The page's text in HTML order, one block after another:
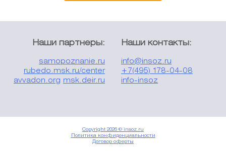
Наши партнеры:
samopoznanie.ru
rubedo.msk.ru/center
avvadon.org msk.deir.ru
Наши контакты:
info@insoz.ru
+7(495) 178-04-08
info-insoz
Copyright 2026 © insoz.ru
Политика конфиденциальности
Договор оферты